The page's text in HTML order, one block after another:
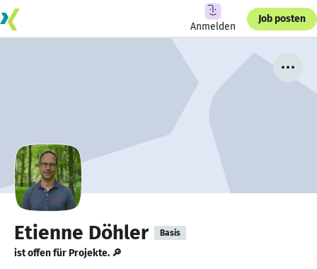
Anmelden
Job posten
Etienne Döhler Basis
ist offen für Projekte. 🔎